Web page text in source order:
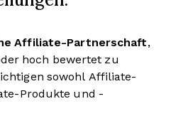
Affiliate-Partnerschaft,
hoch bewertet zu
sowohl Affiliate-
Produkte und -